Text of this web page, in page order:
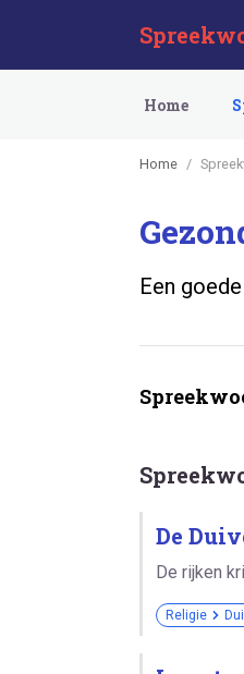
Home
Home
Een
De
De rijken
Religie